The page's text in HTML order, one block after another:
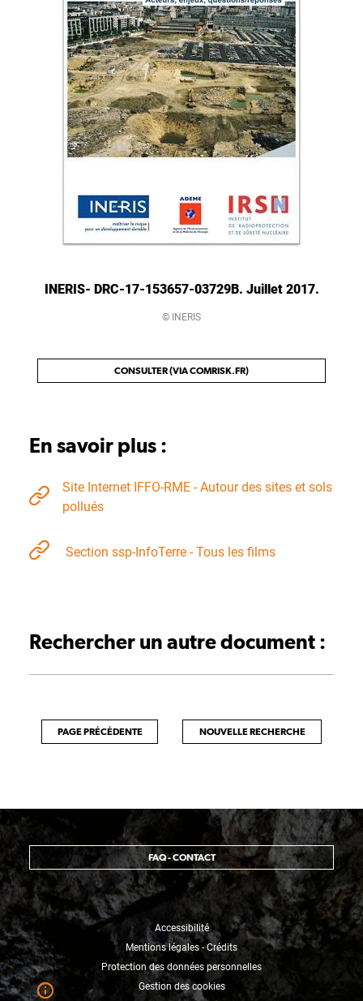
INERIS- DRC-17-153657-03729B. Juillet 2017.
© INERIS
CONSULTER (VIA COMRISK.FR)
En savoir plus :
Site Internet IFFO-RME - Autour des sites et sols
pollués
Section ssp-InfoTerre - Tous les films
Rechercher un autre document :
PAGE PRÉCÉDENTE NOUVELLE RECHERCHE
FAQ - CONTACT
Accessibilité
Mentions légales - Crédits
Protection des données personnelles
Gestion des cookies